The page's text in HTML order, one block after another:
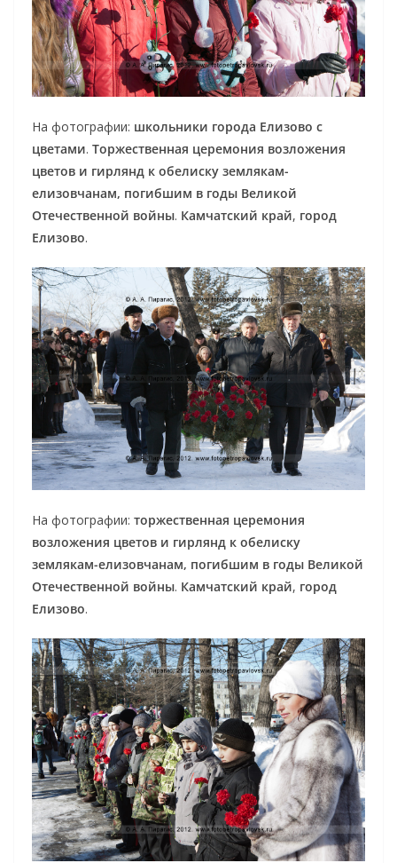
На фотографии: школьники города Елизово с
цветами. Торжественная церемония возложения
цветов и гирлянд к обелиску землякам-
елизовчанам, погибшим в годы Великой
Отечественной войны. Камчатский край, город
Елизово.
На фотографии: торжественная церемония
возложения цветов и гирлянд к обелиску
землякам-елизовчанам, погибшим в годы Великой
Отечественной войны. Камчатский край, город
Елизово.